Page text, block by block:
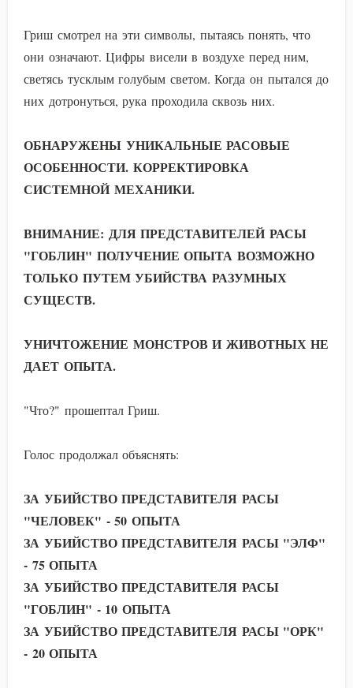
Гриш смотрел на эти символы, пытаясь понять, что
они означают. Цифры висели в воздухе перед ним,
светясь тусклым голубым светом. Когда он пытался до
них дотронуться, рука проходила сквозь них.
ОБНАРУЖЕНЫ УНИКАЛЬНЫЕ РАСОВЫЕ
ОСОБЕННОСТИ. КОРРЕКТИРОВКА
СИСТЕМНОЙ МЕХАНИКИ.
ВНИМАНИЕ: ДЛЯ ПРЕДСТАВИТЕЛЕЙ РАСЫ
"ГОБЛИН" ПОЛУЧЕНИЕ ОПЫТА ВОЗМОЖНО
ТОЛЬКО ПУТЕМ УБИЙСТВА РАЗУМНЫХ
СУЩЕСТВ.
УНИЧТОЖЕНИЕ МОНСТРОВ И ЖИВОТНЫХ НЕ
ДАЕТ ОПЫТА.
"Что?" прошептал Гриш.
Голос продолжал объяснять:
ЗА УБИЙСТВО ПРЕДСТАВИТЕЛЯ РАСЫ
"ЧЕЛОВЕК" - 50 ОПЫТА
ЗА УБИЙСТВО ПРЕДСТАВИТЕЛЯ РАСЫ "ЭЛФ"
- 75 ОПЫТА
ЗА УБИЙСТВО ПРЕДСТАВИТЕЛЯ РАСЫ
"ГОБЛИН" - 10 ОПЫТА
ЗА УБИЙСТВО ПРЕДСТАВИТЕЛЯ РАСЫ "ОРК"
- 20 ОПЫТА